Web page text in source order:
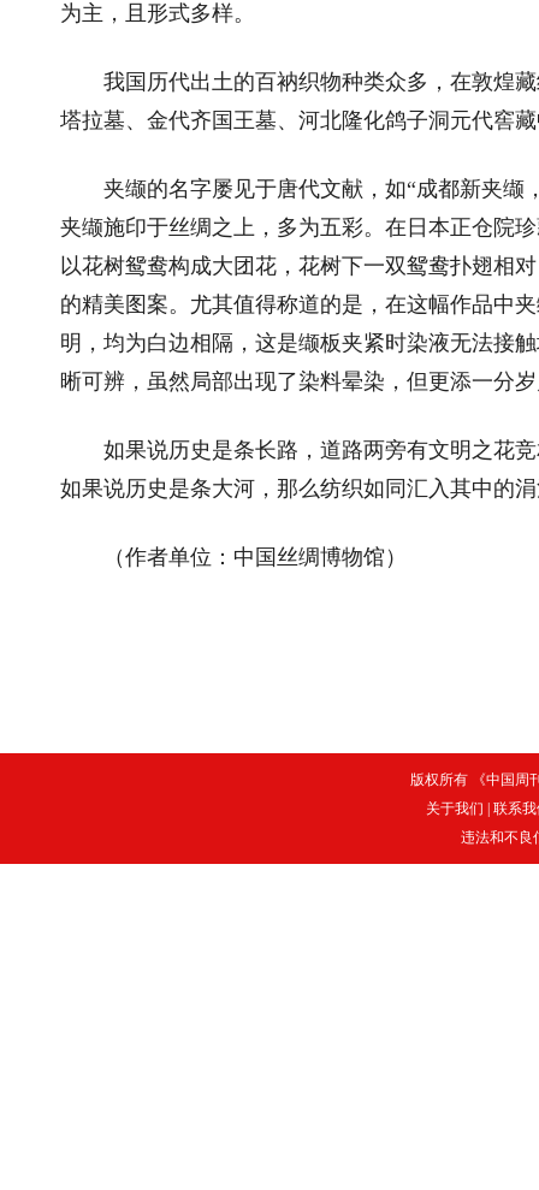
为主，且形式多样。
我国历代出土的百衲织物种类众多，在敦煌藏
塔拉墓、金代齐国王墓、河北隆化鸽子洞元代窖
夹缬的名字屡见于唐代文献，如“成都新夹缬
夹缬施印于丝绸之上，多为五彩。在日本正仓院
以花树鸳鸯构成大团花，花树下一双鸳鸯扑翅相
的精美图案。尤其值得称道的是，在这幅作品中
明，均为白边相隔，这是缬板夹紧时染液无法接
晰可辨，虽然局部出现了染料晕染，但更添一分
如果说历史是条长路，道路两旁有文明之花竞
如果说历史是条大河，那么纺织如同汇入其中的
（作者单位：中国丝绸博物馆）
版权所有 《中国周
关于我们
联系
违法和不良